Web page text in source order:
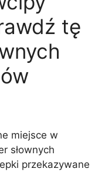
tę
miejsce w
słownych
przekazywane